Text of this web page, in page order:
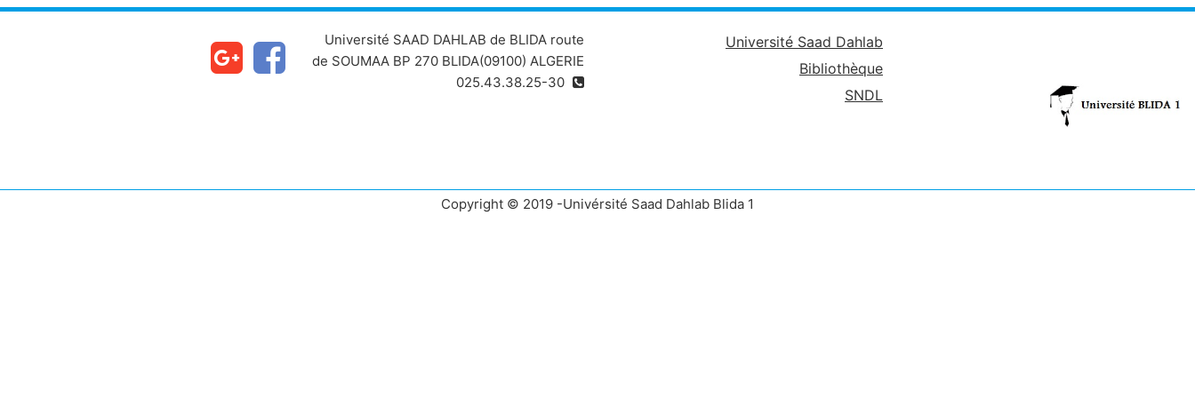
Université Saad Dahlab
Bibliothèque
SNDL
Université SAAD DAHLAB de BLIDA route
de SOUMAA BP 270 BLIDA(09100) ALGERIE
Copyright © 2019 -Univérsité Saad Dahlab Blida 1